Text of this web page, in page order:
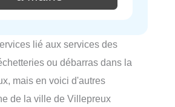
lié aux services des
ou débarras dans la
mais en voici d'autres
de la ville de Villepreux